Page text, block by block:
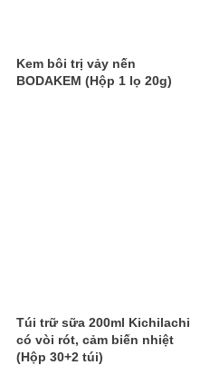
Kem bôi trị vảy nến
BODAKEM (Hộp 1 lọ 20g)
Túi trữ sữa 200ml Kichilachi
có vòi rót, cảm biến nhiệt
(Hộp 30+2 túi)